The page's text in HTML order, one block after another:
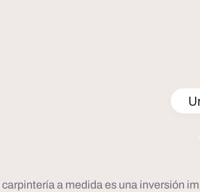
a medida es una inversión